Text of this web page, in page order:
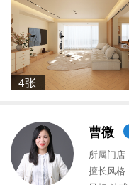
4张
曹微
所属门店
擅长风格